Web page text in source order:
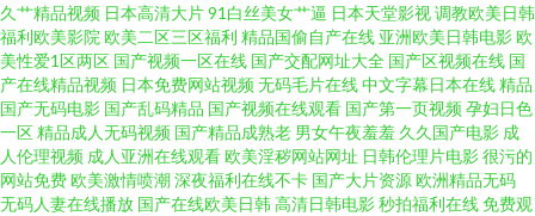
久艹精品视频 日本高清大片91白丝美女艹逼 日本天堂影视调教欧美日韩
福利欧美影院 欧美二区三区福利 精品国偷自产在线 亚洲欧美日韩电影欧
美性爱1区两区 国产视频一区在线 国产交配网址大全 国产区视频在线 国
产在线精品视频 日本免费网站视频无码毛片在线中文字幕日本在线精品
国产无码电影 国产乱码精品 国产视频在线观看 国产第一页视频孕妇日色
一区精品成人无码视频 国产精品成熟老 男女午夜羞羞 久久国产电影 成
人伦理视频 成人亚洲在线观看欧美淫秽网站网址 日韩伦理片电影很污的
网站免费欧美激情喷潮深夜福利在线不卡 国产大片资源欧洲精品无码
无码人妻在线播放 国产在线欧美日韩高清日韩电影秒拍福利在线免费观